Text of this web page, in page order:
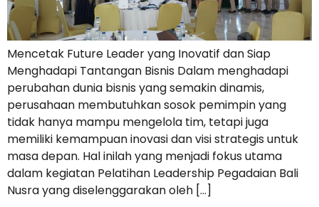
Mencetak Future Leader yang Inovatif dan Siap
Menghadapi Tantangan Bisnis Dalam menghadapi
perubahan dunia bisnis yang semakin dinamis,
perusahaan membutuhkan sosok pemimpin yang
tidak hanya mampu mengelola tim, tetapi juga
memiliki kemampuan inovasi dan visi strategis untuk
masa depan. Hal inilah yang menjadi fokus utama
dalam kegiatan Pelatihan Leadership Pegadaian Bali
Nusra yang diselenggarakan oleh […]